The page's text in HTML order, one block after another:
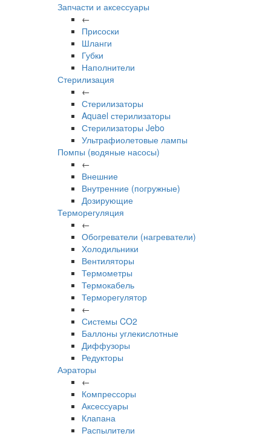
Запчасти и аксессуары
←
Присоски
Шланги
Губки
Наполнители
Стерилизация
←
Стерилизаторы
Aquael стерилизаторы
Стерилизаторы Jebo
Ультрафиолетовые лампы
Помпы (водяные насосы)
←
Внешние
Внутренние (погружные)
Дозирующие
Терморегуляция
←
Обогреватели (нагреватели)
Холодильники
Вентиляторы
Термометры
Термокабель
Терморегулятор
←
Системы CO2
Баллоны углекислотные
Диффузоры
Редукторы
Аэраторы
←
Компрессоры
Аксессуары
Клапана
Распылители